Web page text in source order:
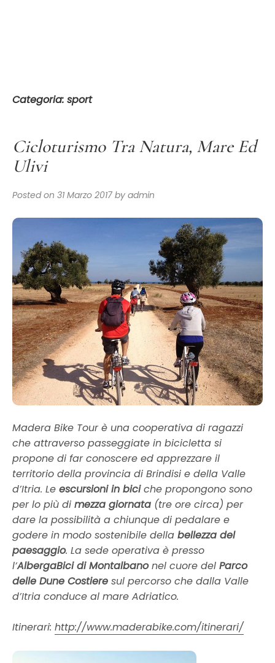
content
Categoria: sport
Cicloturismo Tra Natura, Mare Ed
Ulivi
Posted on 31 Marzo 2017 by admin
Madera Bike Tour è una cooperativa di ragazzi
che attraverso passeggiate in bicicletta si
propone di far conoscere ed apprezzare il
territorio della provincia di Brindisi e della Valle
d’Itria. Le escursioni in biciche propongono sono
per lo più di mezza giornata (tre ore circa) per
dare la possibilità a chiunque di pedalare e
godere in modo sostenibile della bellezza del
paesaggio. La sede operativa è presso
l’AlbergaBici di Montalbanonel cuore del Parco
delle Dune Costiere sul percorso che dalla Valle
d’Itria conduce al mare Adriatico.
Itinerari: http://www.maderabike.com/itinerari/